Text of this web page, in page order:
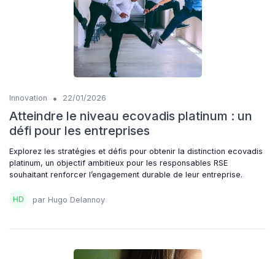
Innovation • 22/01/2026
Atteindre le niveau ecovadis platinum : un
défi pour les entreprises
Explorez les stratégies et défis pour obtenir la distinction ecovadis
platinum, un objectif ambitieux pour les responsables RSE
souhaitant renforcer l’engagement durable de leur entreprise.
par Hugo Delannoy